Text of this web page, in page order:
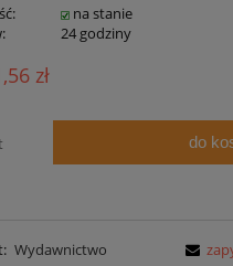
na stanie
24 godziny
zł
do
Wydawnictwo